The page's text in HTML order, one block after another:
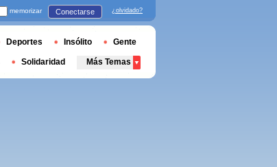
memorizar Conectarse ¿olvidado?
Deportes Insólito Gente
Solidaridad Más Temas